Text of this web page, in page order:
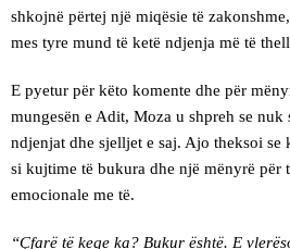
shkojnë përtej një miqësie të
mes tyre mund të ketë ndjenja më të
E pyetur për këto komente dhe për
mungesën e Adit, Moza u shpreh se nuk
ndjenjat dhe sjelljet e saj. Ajo theksoi se
si kujtime të bukura dhe një mënyrë për
emocionale me të.
“Çfarë të keqe ka? Bukur është. E